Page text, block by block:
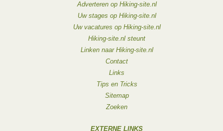
Adverteren op Hiking-site.nl
Uw stages op Hiking-site.nl
Uw vacatures op Hiking-site.nl
Hiking-site.nl steunt
Linken naar Hiking-site.nl
Contact
Links
Tips en Tricks
Sitemap
Zoeken
EXTERNE LINKS